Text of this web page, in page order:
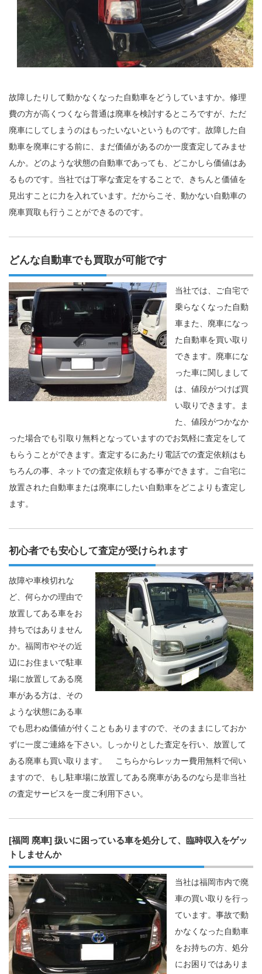
故障したりして動かなくなった自動車をどうしていますか。修理
費の方が高くつくなら普通は廃車を検討するところですが、ただ
廃車にしてしまうのはもったいないというものです。故障した自
動車を廃車にする前に、まだ価値があるのか一度査定してみませ
んか。どのような状態の自動車であっても、どこかしら価値はあ
るものです。当社では丁寧な査定をすることで、きちんと価値を
見出すことに力を入れています。だからこそ、動かない自動車の
廃車買取も行うことができるのです。
どんな自動車でも買取が可能です
当社では、ご自宅で
乗らなくなった自動
車また、廃車になっ
た自動車を買い取り
できます。廃車にな
った車に関しまして
は、値段がつけば買
い取りできます。ま
た、値段がつかなか
った場合でも引取り無料となっていますのでお気軽に査定をして
もらうことができます。査定するにあたり電話での査定依頼はも
ちろんの事、ネットでの査定依頼もする事ができます。ご自宅に
放置された自動車または廃車にしたい自動車をどこよりも査定し
ます。
初心者でも安心して査定が受けられます
故障や車検切れな
ど、何らかの理由で
放置してある車をお
持ちではありません
か。福岡市やその近
辺にお住まいで駐車
場に放置してある廃
車がある方は、その
ような状態にある車
でも思わぬ価値が付くこともありますので、そのままにしておか
ずに一度ご連絡を下さい。しっかりとした査定を行い、放置して
ある廃車も買い取ります。 こちらからレッカー費用無料で伺い
ますので、もし駐車場に放置してある廃車があるのなら是非当社
の査定サービスを一度ご利用下さい。
[福岡 廃車] 扱いに困っている車を処分して、臨時収入をゲッ
トしませんか
当社は福岡市内で廃
車の買い取りを行っ
ています。事故で動
かなくなった自動車
をお持ちの方、処分
にお困りではありま